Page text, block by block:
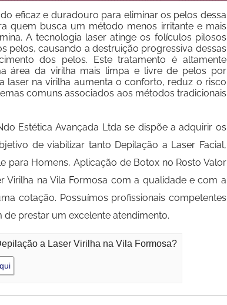
eficaz e duradouro para eliminar os pelos dessa
quem busca um método menos irritante e mais
A tecnologia laser atinge os folículos pilosos
pelos, causando a destruição progressiva dessas
dos pelos. Este tratamento é altamente
área da virilha mais limpa e livre de pelos por
laser na virilha aumenta o conforto, reduz o risco
comuns associados aos métodos tradicionais
Estética Avançada Ltda se dispõe a adquirir os
de viabilizar tanto Depilação a Laser Facial,
para Homens, Aplicação de Botox no Rosto Valor
Virilha na Vila Formosa com a qualidade e com a
cotação. Possuímos profissionais competentes
prestar um excelente atendimento.
a Laser Virilha na Vila Formosa?